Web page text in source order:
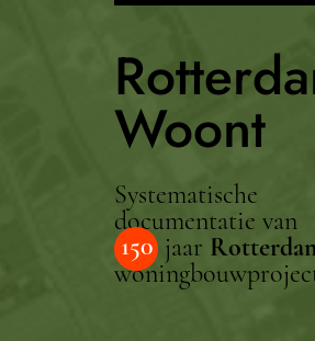
Woont
Systematische
documentatie van
150 jaar